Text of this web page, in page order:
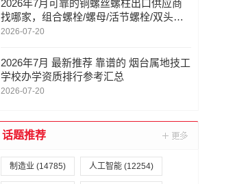
2026年7月可靠的铜螺丝螺柱出口供应商
找哪家，组合螺栓/螺母/活节螺栓/双头螺
柱/法兰螺母，螺柱直供厂家哪家好
2026-07-20
2026年7月 最新推荐 靠谱的 烟台属地技工
学校办学资质排行参考汇总
2026-07-20
话题推荐
制造业 (14785) 人工智能 (12254)